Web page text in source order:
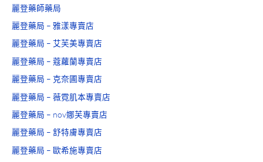
麗登藥師藥局
麗登藥局 – 雅漾專賣店
麗登藥局 – 艾芙美專賣店
麗登藥局 – 蔻蘿蘭專賣店
麗登藥局 – 克奈圃專賣店
麗登藥局 – 薇霓肌本專賣店
麗登藥局 – nov娜芙專賣店
麗登藥局 – 舒特膚專賣店
麗登藥局 – 歐希施專賣店